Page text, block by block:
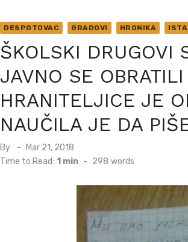
DESPOTOVAC GRADOVI HRONIKA
ŠKOLSKI DRUGOVI
JAVNO SE
HRANITELJICE JE
NAUČILA JE DA
By
Posted
on
Mar 21, 2018
Time to Read: 1 min - 298 words